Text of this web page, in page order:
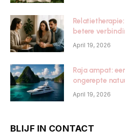
betere
April 19, 2026
Raja ampat:
ongerepte
April 19, 2026
BLIJF IN CONTACT